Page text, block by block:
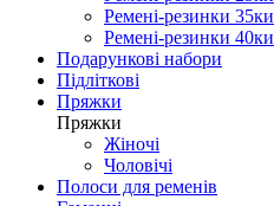
Ремені-резинки 35ки
Ремені-резинки 40ки
Подарункові набори
Підліткові
Пряжки
Пряжки
Жіночі
Чоловічі
Полоси для ременів